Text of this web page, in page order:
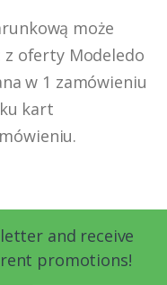
może
oferty Modeledo
w 1 zamówieniu
kart
and receive
promotions!